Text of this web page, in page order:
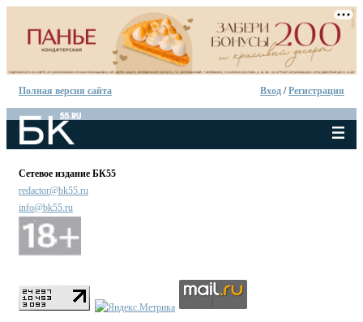
Полная версия сайта Вход /Регистрация
Сетевое издание БК55
redactor@bk55.ru
info@bk55.ru